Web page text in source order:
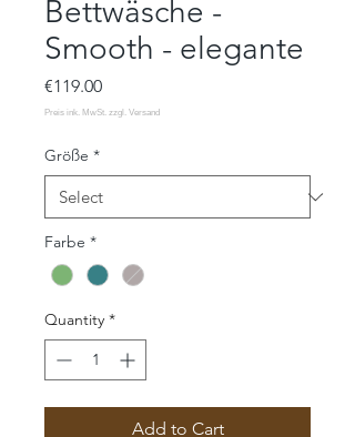
Bettwäsche -
Smooth - elegante
€119.00Price
Größe *
Farbe *
Quantity *
Add to Cart